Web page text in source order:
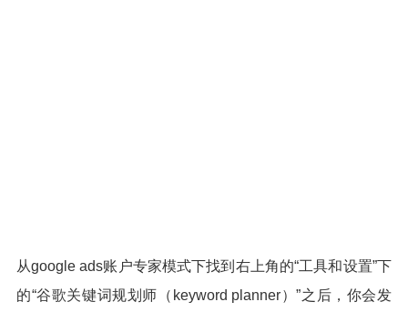
从google ads账户专家模式下找到右上角的“工具和设置”下
的“谷歌关键词规划师（keyword planner）”之后，你会发